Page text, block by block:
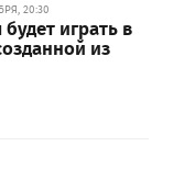
20:30
играть в
из